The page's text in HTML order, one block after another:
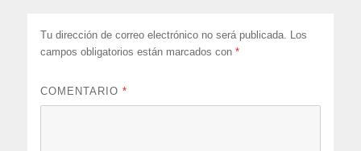
Tu dirección de correo electrónico no será publicada. Los
campos obligatorios están marcados con*
COMENTARIO*